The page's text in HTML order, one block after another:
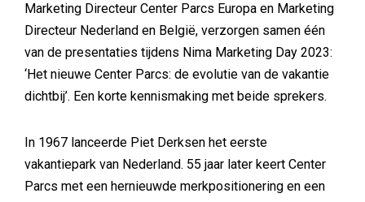
Marketing Directeur Center Parcs Europa en Marketing
Directeur Nederland en België, verzorgen samen één
van de presentaties tijdens Nima Marketing Day 2023:
‘Het nieuwe Center Parcs: de evolutie van de vakantie
dichtbij’. Een korte kennismaking met beide sprekers.
In 1967 lanceerde Piet Derksen het eerste
vakantiepark van Nederland. 55 jaar later keert Center
Parcs met een hernieuwde merkpositionering en een